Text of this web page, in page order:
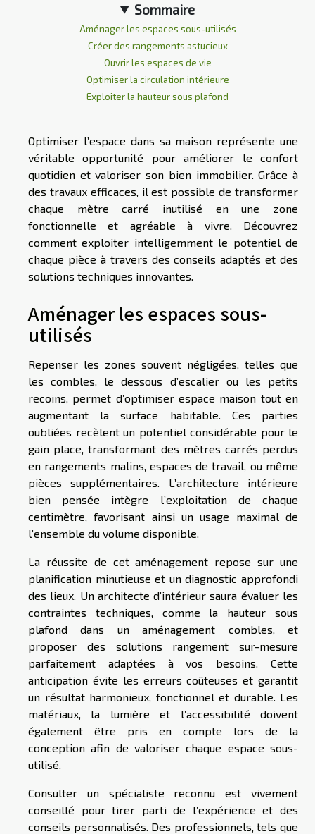
Sommaire
Aménager les espaces sous-utilisés
Créer des rangements astucieux
Ouvrir les espaces de vie
Optimiser la circulation intérieure
Exploiter la hauteur sous plafond
Optimiser l’espace dans sa maison représente une
véritable opportunité pour améliorer le confort
quotidien et valoriser son bien immobilier. Grâce à
des travaux efficaces, il est possible de transformer
chaque mètre carré inutilisé en une zone
fonctionnelle et agréable à vivre. Découvrez
comment exploiter intelligemment le potentiel de
chaque pièce à travers des conseils adaptés et des
solutions techniques innovantes.
Aménager les espaces sous-
utilisés
Repenser les zones souvent négligées, telles que
les combles, le dessous d’escalier ou les petits
recoins, permet d’optimiser espace maison tout en
augmentant la surface habitable. Ces parties
oubliées recèlent un potentiel considérable pour le
gain place, transformant des mètres carrés perdus
en rangements malins, espaces de travail, ou même
pièces supplémentaires. L’architecture intérieure
bien pensée intègre l’exploitation de chaque
centimètre, favorisant ainsi un usage maximal de
l’ensemble du volume disponible.
La réussite de cet aménagement repose sur une
planification minutieuse et un diagnostic approfondi
des lieux. Un architecte d’intérieur saura évaluer les
contraintes techniques, comme la hauteur sous
plafond dans un aménagement combles, et
proposer des solutions rangement sur-mesure
parfaitement adaptées à vos besoins. Cette
anticipation évite les erreurs coûteuses et garantit
un résultat harmonieux, fonctionnel et durable. Les
matériaux, la lumière et l’accessibilité doivent
également être pris en compte lors de la
conception afin de valoriser chaque espace sous-
utilisé.
Consulter un spécialiste reconnu est vivement
conseillé pour tirer parti de l’expérience et des
conseils personnalisés. Des professionnels, tels que